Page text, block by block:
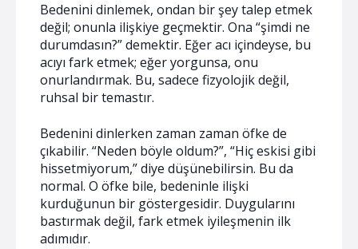
Bedenini dinlemek, ondan bir şey talep etmek
değil; onunla ilişkiye geçmektir. Ona “şimdi ne
durumdasın?” demektir. Eğer acı içindeyse, bu
acıyı fark etmek; eğer yorgunsa, onu
onurlandırmak. Bu, sadece fizyolojik değil,
ruhsal bir temastır.
Bedenini dinlerken zaman zaman öfke de
çıkabilir. “Neden böyle oldum?”, “Hiç eskisi gibi
hissetmiyorum,” diye düşünebilirsin. Bu da
normal. O öfke bile, bedeninle ilişki
kurduğunun bir göstergesidir. Duygularını
bastırmak değil, fark etmek iyileşmenin ilk
adımıdır.